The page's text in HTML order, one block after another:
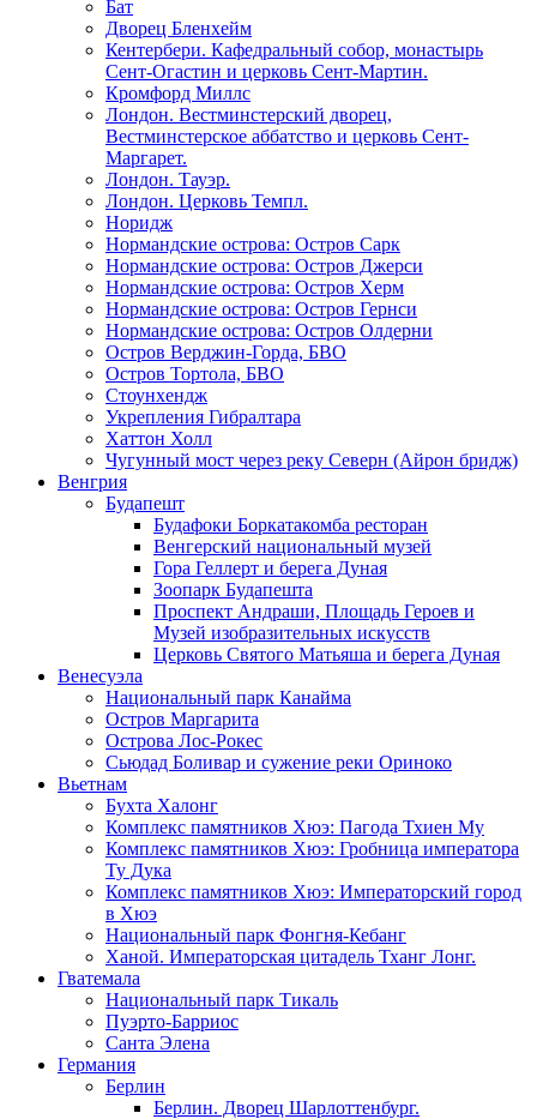
Бат
Дворец Бленхейм
Кентербери. Кафедральный собор, монастырь
Сент-Огастин и церковь Сент-Мартин.
Кромфорд Миллс
Лондон. Вестминстерский дворец,
Вестминстерское аббатство и церковь Cент-
Маргарет.
Лондон. Тауэр.
Лондон. Церковь Темпл.
Норидж
Нормандские острова: Остров Сарк
Нормандские острова: Остров Джерси
Нормандские острова: Остров Херм
Нормандские острова: Остров Гернси
Нормандские острова: Остров Олдерни
Остров Верджин-Горда, БВО
Остров Тортола, БВО
Стоунхендж
Укрепления Гибралтара
Хаттон Холл
Чугунный мост через реку Северн (Айрон бридж)
Венгрия
Будапешт
Будафоки Боркатакомба ресторан
Венгерский национальный музей
Гора Геллерт и берега Дуная
Зоопарк Будапешта
Проспект Андраши, Площадь Героев и
Музей изобразительных искусств
Церковь Святого Матьяша и берега Дуная
Венесуэла
Национальный парк Канайма
Остров Маргарита
Острова Лос-Рокес
Сьюдад Боливар и сужение реки Ориноко
Вьетнам
Бухта Халонг
Комплекс памятников Хюэ: Пагода Тхиен Му
Комплекс памятников Хюэ: Гробница императора
Ту Дука
Комплекс памятников Хюэ: Императорский город
в Хюэ
Национальный парк Фонгня-Кебанг
Ханой. Императорская цитадель Тханг Лонг.
Гватемала
Национальный парк Тикаль
Пуэрто-Барриос
Санта Элена
Германия
Берлин
Берлин. Дворец Шарлоттенбург.